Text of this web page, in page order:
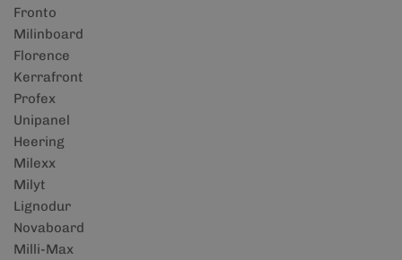
Fronto
Milinboard
Florence
Kerrafront
Profex
Unipanel
Heering
Milexx
Milyt
Lignodur
Novaboard
Milli-Max